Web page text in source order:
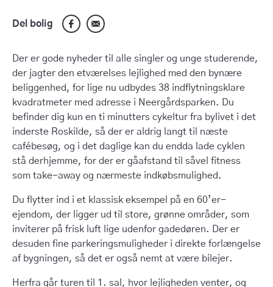
Del bolig
Der er gode nyheder til alle singler og unge studerende,
der jagter den etværelses lejlighed med den bynære
beliggenhed, for lige nu udbydes 38 indflytningsklare
kvadratmeter med adresse i Neergårdsparken. Du
befinder dig kun en ti minutters cykeltur fra bylivet i det
inderste Roskilde, så der er aldrig langt til næste
cafébesøg, og i det daglige kan du endda lade cyklen
stå derhjemme, for der er gåafstand til såvel fitness
som take-away og nærmeste indkøbsmulighed.
Du flytter ind i et klassisk eksempel på en 60’er-
ejendom, der ligger ud til store, grønne områder, som
inviterer på frisk luft lige udenfor gadedøren. Der er
desuden fine parkeringsmuligheder i direkte forlængelse
af bygningen, så det er også nemt at være bilejer.
Herfra går turen til 1. sal, hvor lejligheden venter, og